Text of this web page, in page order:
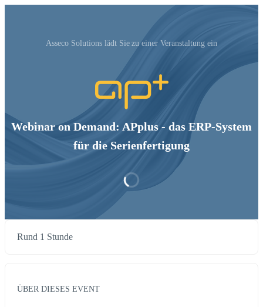
Asseco Solutions‬ lädt Sie zu einer Veranstaltung ein
Webinar on Demand: APplus - das ERP-System
für die Serienfertigung
Rund 1 Stunde
ÜBER DIESES EVENT